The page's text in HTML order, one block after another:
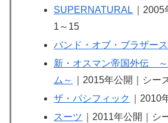
SUPERNATURAL
｜
1～15
バンド・オブ・ブラザース
新・オスマン帝国外伝
ム～
｜2015年公開｜シー
ザ・パシフィック
｜2010
スーツ
｜2011年公開｜シ